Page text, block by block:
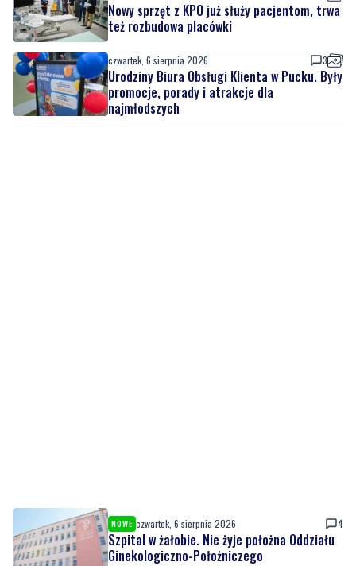
Nowy sprzęt z KPO już służy pacjentom, trwa
też rozbudowa placówki
czwartek, 6 sierpnia 2026 3
Urodziny Biura Obsługi Klienta w Pucku. Były
promocje, porady i atrakcje dla
najmłodszych
NOWE czwartek, 6 sierpnia 2026 4
Szpital w żałobie. Nie żyje położna Oddziału
Ginekologiczno-Położniczego